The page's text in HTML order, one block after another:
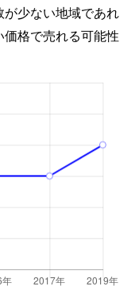
少ない地域であれ
格で売れる可能性